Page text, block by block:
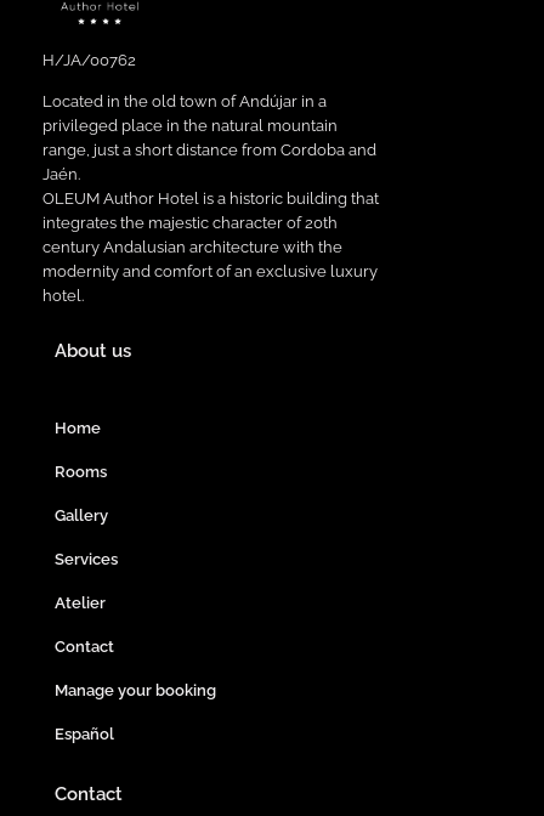
H/JA/00762
Located in the old town of Andújar in a
privileged place in the natural mountain
range, just a short distance from Cordoba and
Jaén.
OLEUM Author Hotel is a historic building that
integrates the majestic character of 20th
century Andalusian architecture with the
modernity and comfort of an exclusive luxury
hotel.
About us
Home
Rooms
Gallery
Services
Atelier
Contact
Manage your booking
Español
Contact